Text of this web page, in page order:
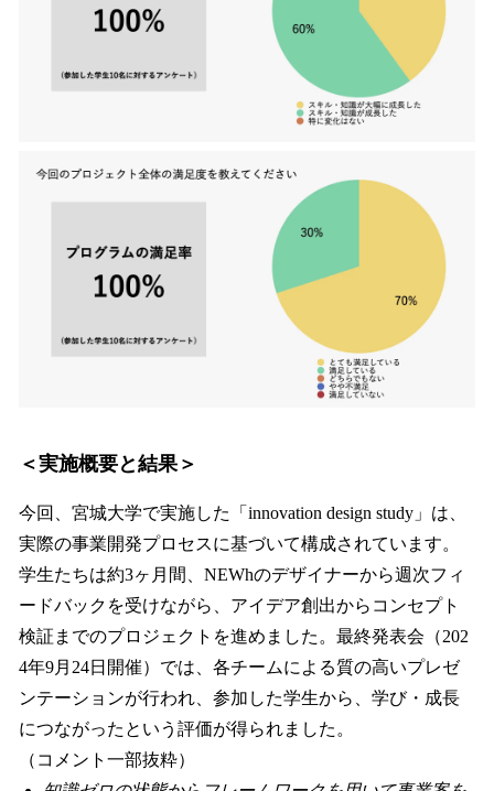
＜実施概要と結果＞
今回、宮城大学で実施した「innovation design study」は、
実際の事業開発プロセスに基づいて構成されています。
学生たちは約3ヶ月間、NEWhのデザイナーから週次フィ
ードバックを受けながら、アイデア創出からコンセプト
検証までのプロジェクトを進めました。最終発表会（202
4年9月24日開催）では、各チームによる質の高いプレゼ
ンテーションが行われ、参加した学生から、学び・成長
につながったという評価が得られました。
（コメント一部抜粋）